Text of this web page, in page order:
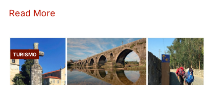
Read More
TURISMO